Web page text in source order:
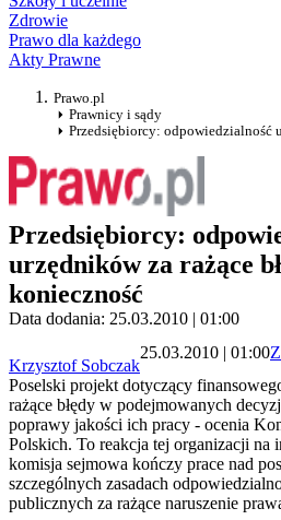
Zdrowie
Prawo dla każdego
Akty Prawne
Prawo.pl
Prawnicy i sądy
Przedsiębiorcy: odpowiedzialność
Przedsiębiorcy:
urzędników za rażące
konieczność
Data dodania: 25.03.2010 | 01:00
Krzysztof Sobczak
25.03.2010 | 01:00
Poselski projekt dotyczący
rażące błędy w podejmowanych
poprawy jakości ich pracy - ocenia
Polskich. To reakcja tej organizacji na
komisja sejmowa kończy prace nad
szczególnych zasadach
publicznych za rażące naruszenie